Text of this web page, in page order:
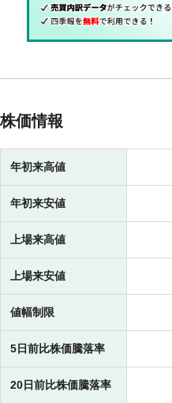
株価情報
年初来高値
年初来安値
上場来高値
上場来安値
値幅制限
5日前比株価騰落率
20日前比株価騰落率